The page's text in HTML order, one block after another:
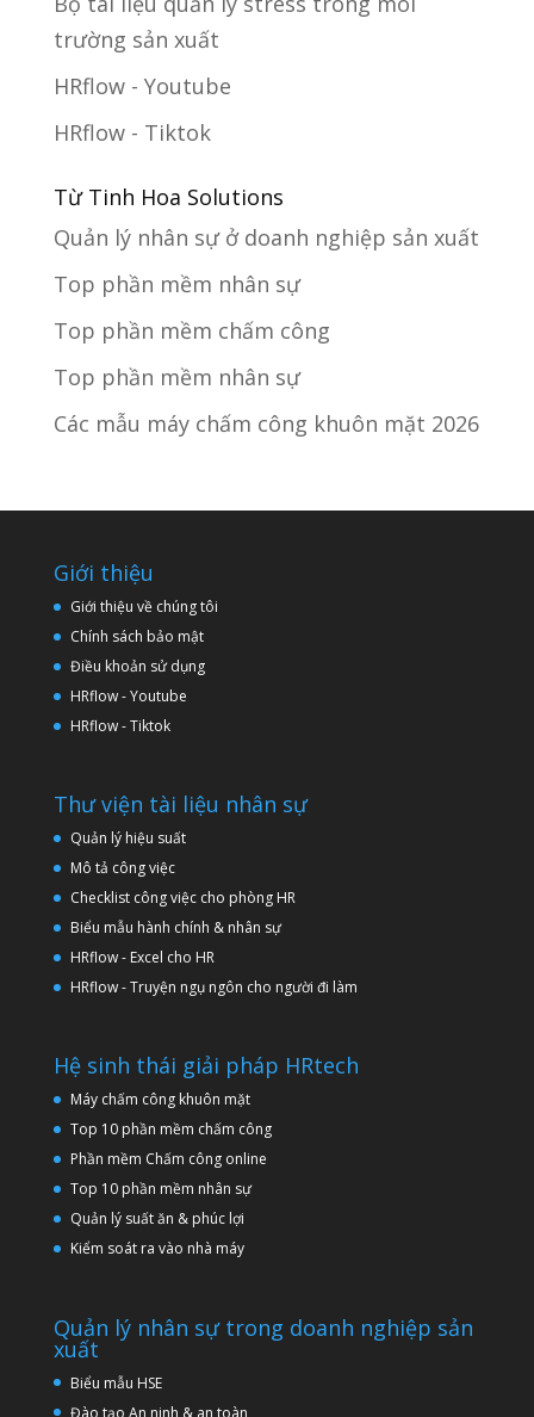
trường sản xuất
HRflow - Youtube
HRflow - Tiktok
Từ Tinh Hoa Solutions
Quản lý nhân sự ở doanh nghiệp sản xuất
Top phần mềm nhân sự
Top phần mềm chấm công
Top phần mềm nhân sự
Các mẫu máy chấm công khuôn mặt 2026
Giới thiệu
Giới thiệu về chúng tôi
Chính sách bảo mật
Điều khoản sử dụng
HRflow - Youtube
HRflow - Tiktok
Thư viện tài liệu nhân sự
Quản lý hiệu suất
Mô tả công việc
Checklist công việc cho phòng HR
Biểu mẫu hành chính & nhân sự
HRflow - Excel cho HR
HRflow - Truyện ngụ ngôn cho người đi làm
Hệ sinh thái giải pháp HRtech
Máy chấm công khuôn mặt
Top 10 phần mềm chấm công
Phần mềm Chấm công online
Top 10 phần mềm nhân sự
Quản lý suất ăn & phúc lợi
Kiểm soát ra vào nhà máy
Quản lý nhân sự trong doanh nghiệp sản
xuất
Biểu mẫu HSE
Đào tạo An ninh & an toàn